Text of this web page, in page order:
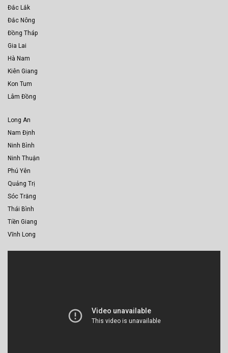
Đắc Lắk
Đắc Nông
Đồng Tháp
Gia Lai
Hà Nam
Kiên Giang
Kon Tum
Lâm Đồng
Long An
Nam Định
Ninh Bình
Ninh Thuận
Phú Yên
Quảng Trị
Sóc Trăng
Thái Bình
Tiền Giang
Vĩnh Long